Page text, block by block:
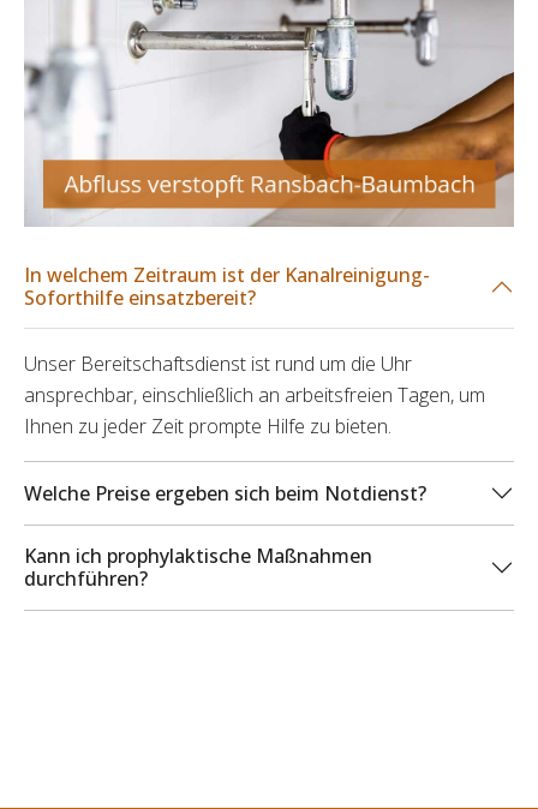
In welchem Zeitraum ist der Kanalreinigung-
Soforthilfe einsatzbereit?
Unser Bereitschaftsdienst ist rund um die Uhr
ansprechbar, einschließlich an arbeitsfreien Tagen, um
Ihnen zu jeder Zeit prompte Hilfe zu bieten.
Welche Preise ergeben sich beim Notdienst?
Kann ich prophylaktische Maßnahmen
durchführen?